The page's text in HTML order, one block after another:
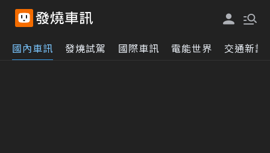
國內車訊 發燒試駕 國際車訊 電能世界 交通新訊